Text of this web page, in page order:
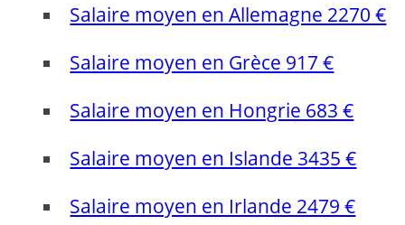
Salaire moyen en Allemagne 2270 €
Salaire moyen en Grèce 917 €
Salaire moyen en Hongrie 683 €
Salaire moyen en Islande 3435 €
Salaire moyen en Irlande 2479 €